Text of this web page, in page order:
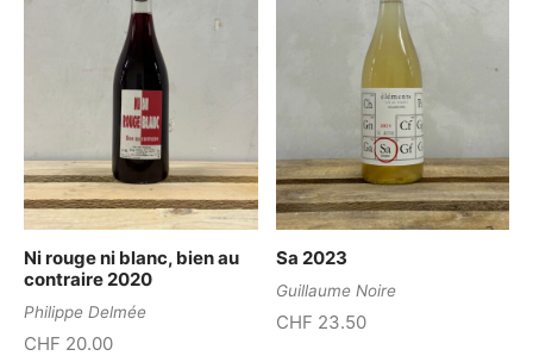
Ni rouge ni blanc, bien au
contraire 2020
Philippe Delmée
CHF 20.00
Sa 2023
Guillaume Noire
CHF 23.50